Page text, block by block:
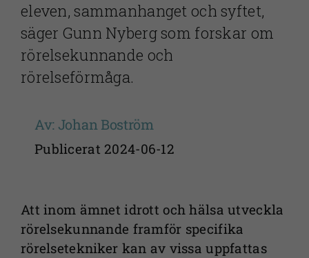
eleven, sammanhanget och syftet,
säger Gunn Nyberg som forskar om
rörelsekunnande och
rörelseförmåga.
Av: Johan Boström
Publicerat 2024-06-12
Att inom ämnet idrott och hälsa utveckla
rörelsekunnande framför specifika
rörelsetekniker kan av vissa uppfattas